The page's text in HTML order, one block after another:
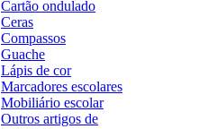
Cartão ondulado
Ceras
Compassos
Guache
Lápis de cor
Marcadores escolares
Mobiliário escolar
Outros artigos de